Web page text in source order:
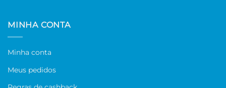
MINHA CONTA
Minha conta
Meus pedidos